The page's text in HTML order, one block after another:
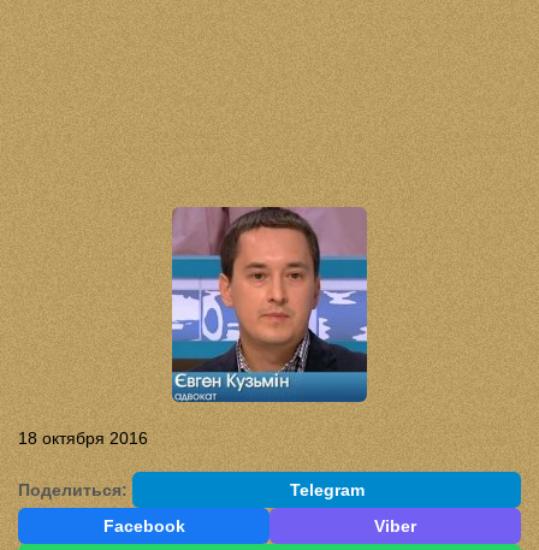
18 октября 2016
Поделиться:
Telegram
Facebook
Viber